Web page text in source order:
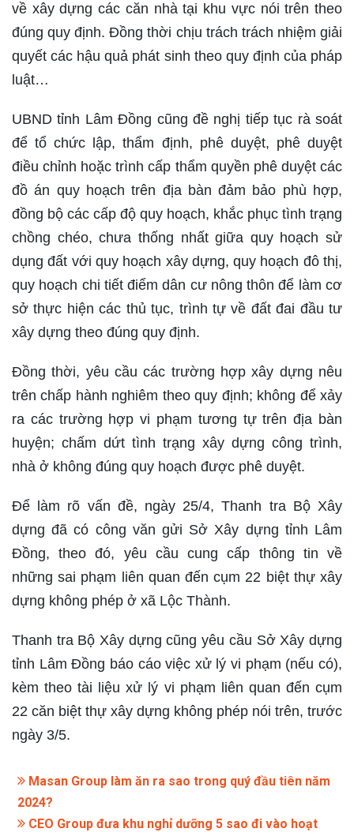
về xây dựng các căn nhà tại khu vực nói trên theo
đúng quy định. Đồng thời chịu trách trách nhiệm giải
quyết các hậu quả phát sinh theo quy định của pháp
luật…
UBND tỉnh Lâm Đồng cũng đề nghị tiếp tục rà soát
để tổ chức lập, thẩm định, phê duyệt, phê duyệt
điều chỉnh hoặc trình cấp thẩm quyền phê duyệt các
đồ án quy hoạch trên địa bàn đảm bảo phù hợp,
đồng bộ các cấp độ quy hoạch, khắc phục tình trạng
chồng chéo, chưa thống nhất giữa quy hoạch sử
dụng đất với quy hoạch xây dựng, quy hoạch đô thị,
quy hoạch chi tiết điểm dân cư nông thôn để làm cơ
sở thực hiện các thủ tục, trình tự về đất đai đầu tư
xây dựng theo đúng quy định.
Đồng thời, yêu cầu các trường hợp xây dựng nêu
trên chấp hành nghiêm theo quy định; không để xảy
ra các trường hợp vi phạm tương tự trên địa bàn
huyện; chấm dứt tình trạng xây dựng công trình,
nhà ở không đúng quy hoạch được phê duyệt.
Để làm rõ vấn đề, ngày 25/4, Thanh tra Bộ Xây
dựng đã có công văn gửi Sở Xây dựng tỉnh Lâm
Đồng, theo đó, yêu cầu cung cấp thông tin về
những sai phạm liên quan đến cụm 22 biệt thự xây
dựng không phép ở xã Lộc Thành.
Thanh tra Bộ Xây dựng cũng yêu cầu Sở Xây dựng
tỉnh Lâm Đồng báo cáo việc xử lý vi phạm (nếu có),
kèm theo tài liệu xử lý vi phạm liên quan đến cụm
22 căn biệt thự xây dựng không phép nói trên, trước
ngày 3/5.
Masan Group làm ăn ra sao trong quý đầu tiên năm
2024?
CEO Group đưa khu nghỉ dưỡng 5 sao đi vào hoạt